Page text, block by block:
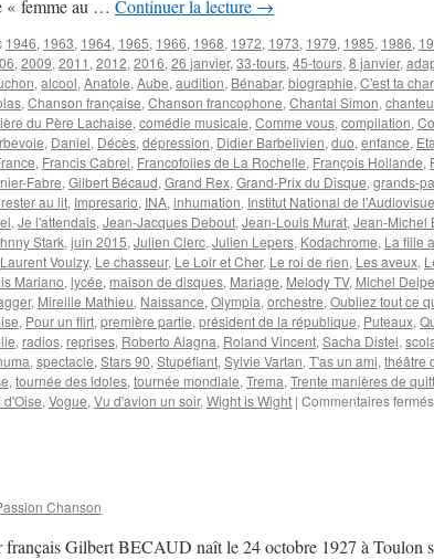
« femme au … Continuer la lecture →
1946, 1963, 1964, 1965, 1966, 1968, 1972, 1973, 1979, 1985, 1986,
, 2009, 2011 , 2012, 2016, 26 janvier, 33-tours, 45-tours, 8 janvier,
, alcool, Anatole, Aube, audition, Bénabar, biographie, C'est ta
, Chanson française, Chanson francophone, Chantal Simon,
du Père Lachaise, comédie musicale, Comme vous, compilation,
, Daniel, Décès, dépression, Didier Barbelivien, duo, enfance,
, Francis Cabrel, Francofolies de La Rochelle, François Hollande,
Fabre, Gilbert Bécaud, Grand Rex, Grand-Prix du Disque, grands-
au lit, Impresario, INA, inhumation, Institut National de
, Je l'attendais, Jean-Jacques Debout, Jean-Louis Murat, Jean-Michel
Stark, juin 2015, Julien Clerc, Julien Lepers, Kodachrome, La fille
Laurent Voulzy, Le chasseur, Le Loir et Cher, Le roi de rien, Les aveux,
Mariano, lycée, maison de disques, Mariage, Melody TV, Michel
, Mireille Mathieu, Naissance, Olympia, orchestre, Oubliez tout ce
, Pour un flirt, première partie, président de la république, Puteaux,
, radios, reprises, Roberto Alagna, Roland Vincent, Sacha Distel,
, spectacle, Stars 90, Stupéfiant, Sylvie Vartan, T'as un ami, théâtre
, tournée des idoles, tournée mondiale, Trema, Trente manières de
d'Oise, Vogue, Vu d'avion un soir, Wight is Wight | Commentaires fermés
Chanson
français Gilbert BECAUD naît le 24 octobre 1927 à Toulon